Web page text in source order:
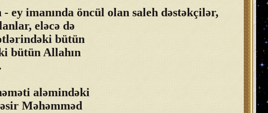
ey imanında öncül olan saleh dəstəkçilər,
eləcə də
bütün
bütün Allahın
aləmindəki
Məhəmməd